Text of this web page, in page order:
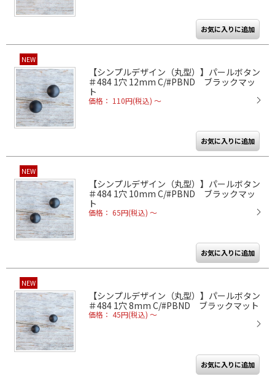
NEW
【シンプルデザイン（丸型）】パールボタン
＃484 1穴 12mm C/#PBND ブラックマッ
ト
価格： 110円(税込) ～
NEW
【シンプルデザイン（丸型）】パールボタン
＃484 1穴 10mm C/#PBND ブラックマッ
ト
価格： 65円(税込) ～
NEW
【シンプルデザイン（丸型）】パールボタン
＃484 1穴 8mm C/#PBND ブラックマット
価格： 45円(税込) ～